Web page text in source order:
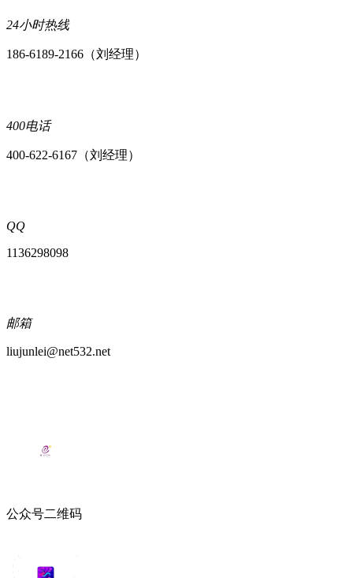
24小时热线
186-6189-2166（刘经理）
400电话
400-622-6167（刘经理）
QQ
1136298098
邮箱
liujunlei@net532.net
公众号二维码